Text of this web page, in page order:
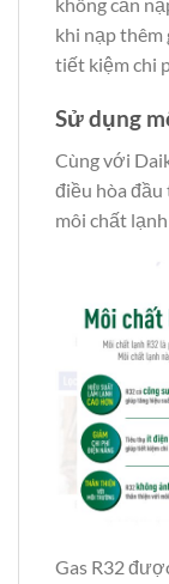
không cần
khi nạp thêm
tiết kiệm chi
Sử dụng
Cùng với
điều hòa
môi chất
Gas R32